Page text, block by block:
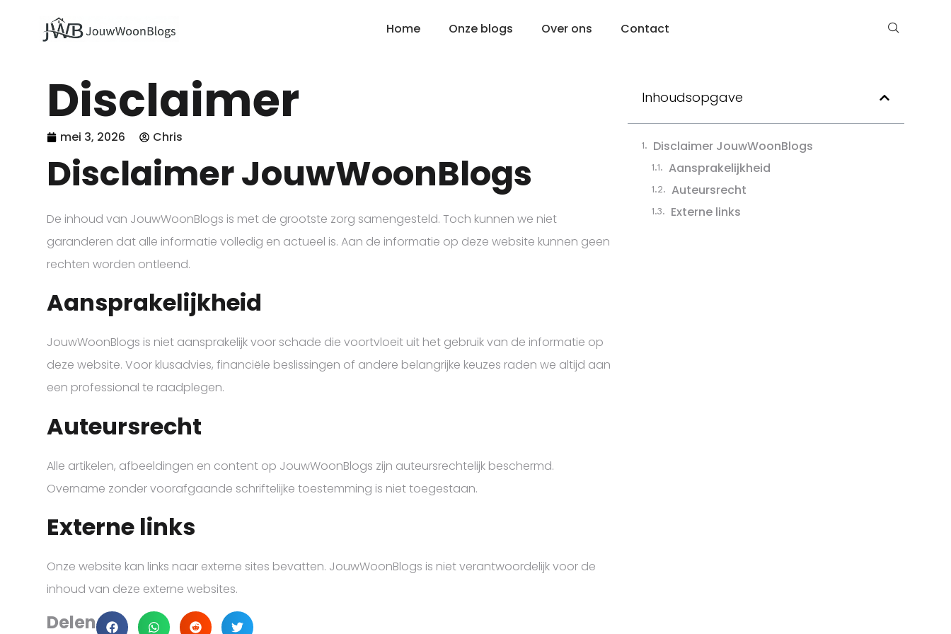
Home Onze blogs Over ons Contact
Disclaimer
mei 3, 2026 Chris
Disclaimer JouwWoonBlogs
De inhoud van JouwWoonBlogs is met de grootste zorg samengesteld. Toch kunnen we niet
garanderen dat alle informatie volledig en actueel is. Aan de informatie op deze website kunnen geen
rechten worden ontleend.
Aansprakelijkheid
JouwWoonBlogs is niet aansprakelijk voor schade die voortvloeit uit het gebruik van de informatie op
deze website. Voor klusadvies, financiële beslissingen of andere belangrijke keuzes raden we altijd aan
een professional te raadplegen.
Auteursrecht
Alle artikelen, afbeeldingen en content op JouwWoonBlogs zijn auteursrechtelijk beschermd.
Overname zonder voorafgaande schriftelijke toestemming is niet toegestaan.
Externe links
Onze website kan links naar externe sites bevatten. JouwWoonBlogs is niet verantwoordelijk voor de
inhoud van deze externe websites.
Delen
Inhoudsopgave
Disclaimer JouwWoonBlogs
Aansprakelijkheid
Auteursrecht
Externe links